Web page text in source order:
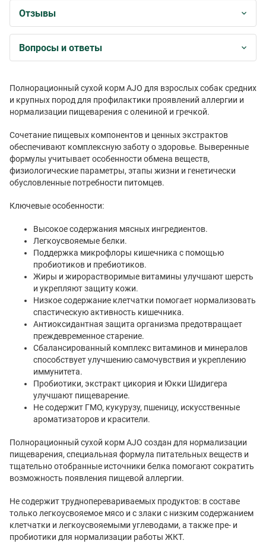
Отзывы
Вопросы и ответы
Полнорационный сухой корм AJO для взрослых собак средних
и крупных пород для профилактики проявлений аллергии и
нормализации пищеварения с олениной и гречкой.
Сочетание пищевых компонентов и ценных экстрактов
обеспечивают комплексную заботу о здоровье. Выверенные
формулы учитывает особенности обмена веществ,
физиологические параметры, этапы жизни и генетически
обусловленные потребности питомцев.
Ключевые особенности:
Высокое содержания мясных ингредиентов.
Легкоусвояемые белки.
Поддержка микрофлоры кишечника с помощью
пробиотиков и пребиотиков.
Жиры и жирорастворимые витамины улучшают шерсть
и укрепляют защиту кожи.
Низкое содержание клетчатки помогает нормализовать
спастическую активность кишечника.
Антиоксидантная защита организма предотвращает
преждевременное старение.
Сбалансированный комплекс витаминов и минералов
способствует улучшению самочувствия и укреплению
иммунитета.
Пробиотики, экстракт цикория и Юкки Шидигера
улучшают пищеварение.
Не содержит ГМО, кукурузу, пшеницу, искусственные
ароматизаторов и красители.
Полнорационный сухой корм AJO создан для нормализации
пищеварения, специальная формула питательных веществ и
тщательно отобранные источники белка помогают сократить
возможность появления пищевой аллергии.
Не содержит трудноперевариваемых продуктов: в составе
только легкоусвояемое мясо и с злаки с низким содержанием
клетчатки и легкоусвояемыми углеводами, а также пре- и
пробиотики для нормализации работы ЖКТ.